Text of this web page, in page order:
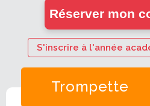
Réserver mon
S'inscrire à l'année
Trompette